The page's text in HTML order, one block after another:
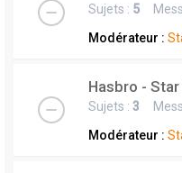
Sujets : 5
Modérateur :
Hasbro -
Sujets : 3
Modérateur :